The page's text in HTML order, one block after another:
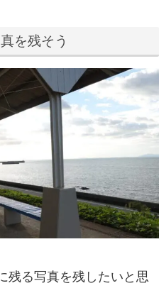
を残そう
残る写真を残したいと思